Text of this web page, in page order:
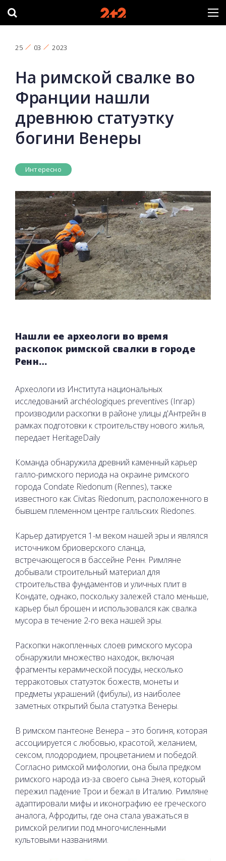
25 03 2023
На римской свалке во
Франции нашли
древнюю статуэтку
богини Венеры
Интересно
Нашли ее археологи во время
раскопок римской свалки в городе
Ренн…
Археологи из Института национальных
исследований archéologiques preventives (Inrap)
производили раскопки в районе улицы д'Антрейн в
рамках подготовки к строительству нового жилья,
передает HeritageDaily
Команда обнаружила древний каменный карьер
галло-римского периода на окраине римского
города Condate Riedonum (Rennes), также
известного как Civitas Riedonum, расположенного в
бывшем племенном центре галльских Riedones.
Карьер датируется 1-м веком нашей эры и являлся
источником бриоверского сланца,
встречающегося в бассейне Ренн. Римляне
добывали строительный материал для
строительства фундаментов и уличных плит в
Кондате, однако, поскольку залежей стало меньше,
карьер был брошен и использовался как свалка
мусора в течение 2-го века нашей эры.
Раскопки накопленных слоев римского мусора
обнаружили множество находок, включая
фрагменты керамической посуды, несколько
терракотовых статуэток божеств, монеты и
предметы украшений (фибулы), из наиболее
заметных открытий была статуэтка Венеры.
В римском пантеоне Венера – это богиня, которая
ассоциируется с любовью, красотой, желанием,
сексом, плодородием, процветанием и победой.
Согласно римской мифологии, она была предком
римского народа из-за своего сына Энея, который
пережил падение Трои и бежал в Италию. Римляне
адаптировали мифы и иконографию ее греческого
аналога, Афродиты, где она стала уважаться в
римской религии под многочисленными
культовыми названиями.